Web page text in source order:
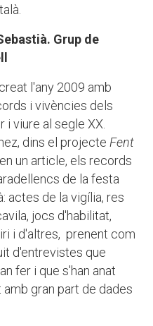
Grup de
l'any 2009 amb
i vivències dels
i viure al segle XX.
dins el projecte Fent
un article, els records
de la festa
actes de la vigília, res
jocs d'habilitat,
i d'altres, prenent com
d'entrevistes que
fer i que s'han anat
gran part de dades